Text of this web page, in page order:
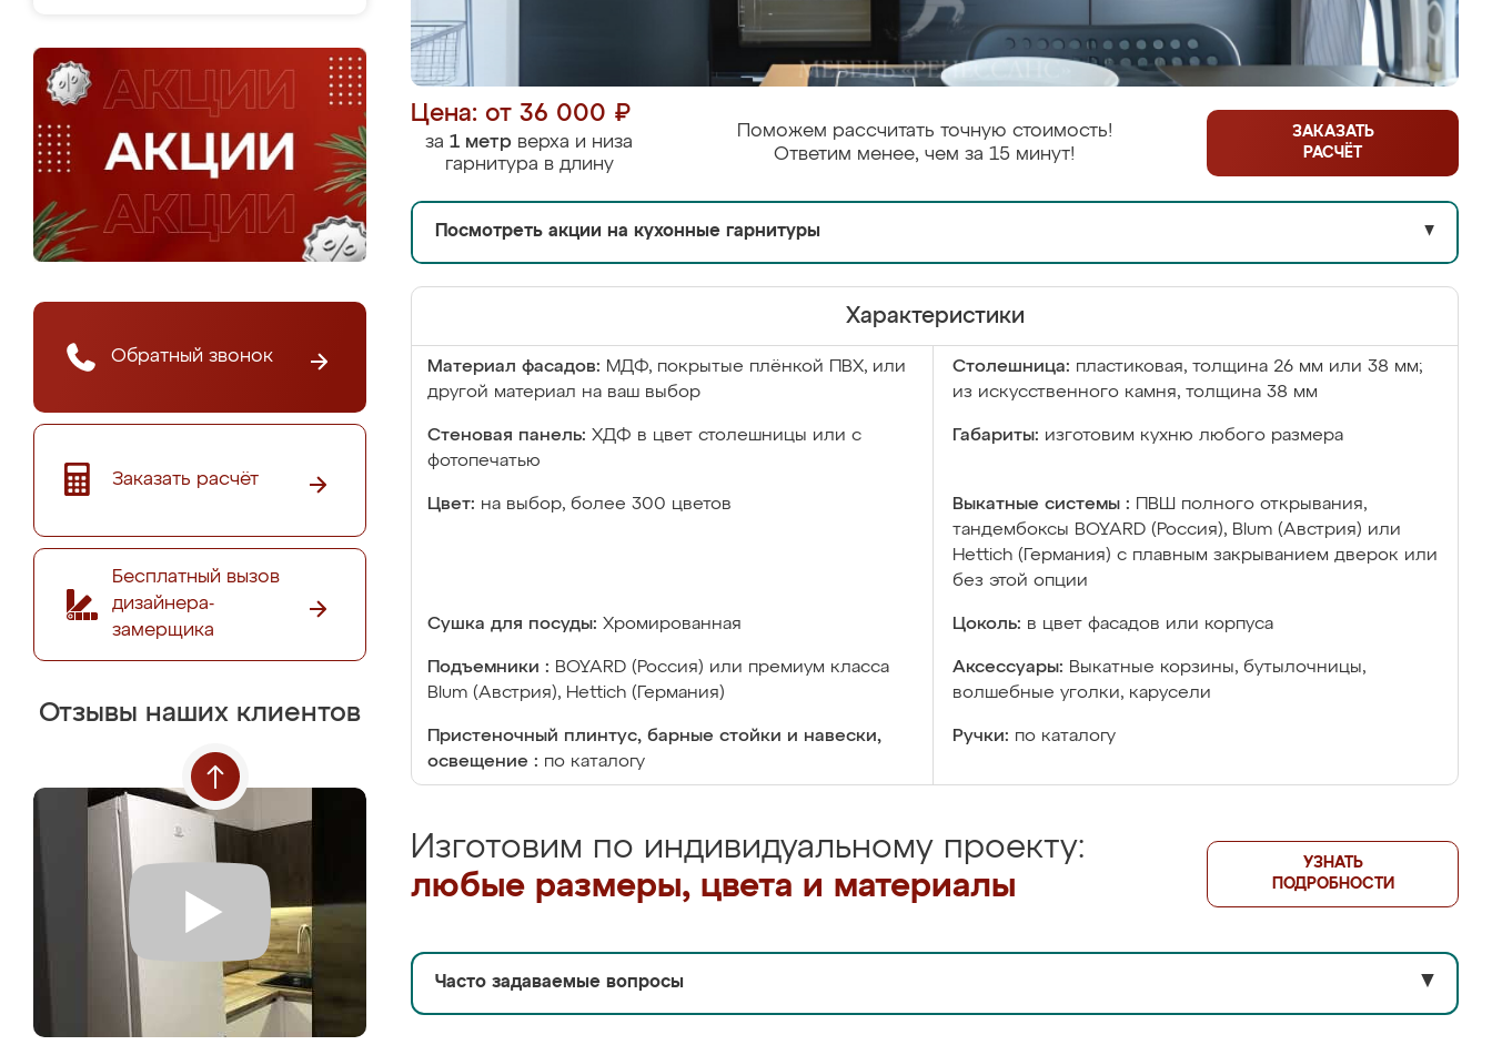
Обратный звонок
Заказать расчёт
Бесплатный вызов
дизайнера-
замерщика
Отзывы наших клиентов
Цена: от 36 000 ₽
за 1 метр верха и низа
гарнитура в длину
Поможем рассчитать точную стоимость!
Ответим менее, чем за 15 минут!
ЗАКАЗАТЬ
РАСЧЁТ
Посмотреть акции на кухонные гарнитуры ▼
Характеристики
Материал фасадов: МДФ, покрытые плёнкой ПВХ, или
другой материал на ваш выбор
Столешница: пластиковая, толщина 26 мм или 38 мм;
из искусственного камня, толщина 38 мм
Стеновая панель: ХДФ в цвет столешницы или с
фотопечатью
Габариты: изготовим кухню любого размера
Цвет: на выбор, более 300 цветов Выкатные системы :
ПВШ полного открывания,
тандембоксы BOYARD (Россия), Blum (Австрия) или
Hettich (Германия) с плавным закрыванием дверок или
без этой опции
Сушка для посуды: Хромированная Цоколь: в цвет фасадов или корпуса
Подъемники : BOYARD (Россия) или премиум класса
Blum (Австрия), Hettich (Германия)
Аксессуары: Выкатные корзины, бутылочницы,
волшебные уголки, карусели
Пристеночный плинтус, барные стойки и навески,
освещение : по каталогу
Ручки: по каталогу
Изготовим по индивидуальному проекту:
любые размеры, цвета и материалы
УЗНАТЬ
ПОДРОБНОСТИ
Часто задаваемые вопросы ▼